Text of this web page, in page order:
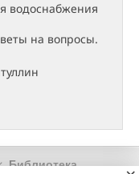
водоснабжения
на вопросы.
Библиотека